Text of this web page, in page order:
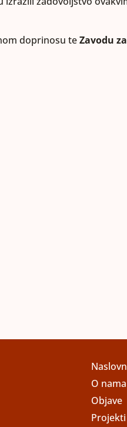
doprinosu teZavodu
O nama
Objave